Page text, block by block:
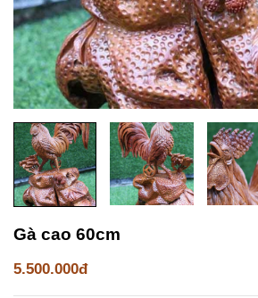
Gà cao 60cm
5.500.000đ